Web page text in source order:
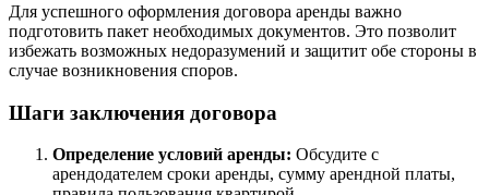
Для успешного оформления договора аренды важно
подготовить пакет необходимых документов. Это позволит
избежать возможных недоразумений и защитит обе стороны в
случае возникновения споров.
Шаги заключения договора
Определение условий аренды: Обсудите с
арендодателем сроки аренды, сумму арендной платы,